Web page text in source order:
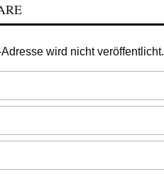
wird nicht veröffentlicht.